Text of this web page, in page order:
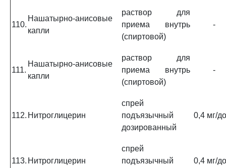
110.
Нашатырно-анисовые
капли
раствор для
приема внутрь
(спиртовой)
-
111.
Нашатырно-анисовые
капли
раствор для
приема внутрь
(спиртовой)
-
112. Нитроглицерин
спрей
подъязычный
дозированный
0,4 мг/
113. Нитроглицерин
спрей
подъязычный
0,4 мг/